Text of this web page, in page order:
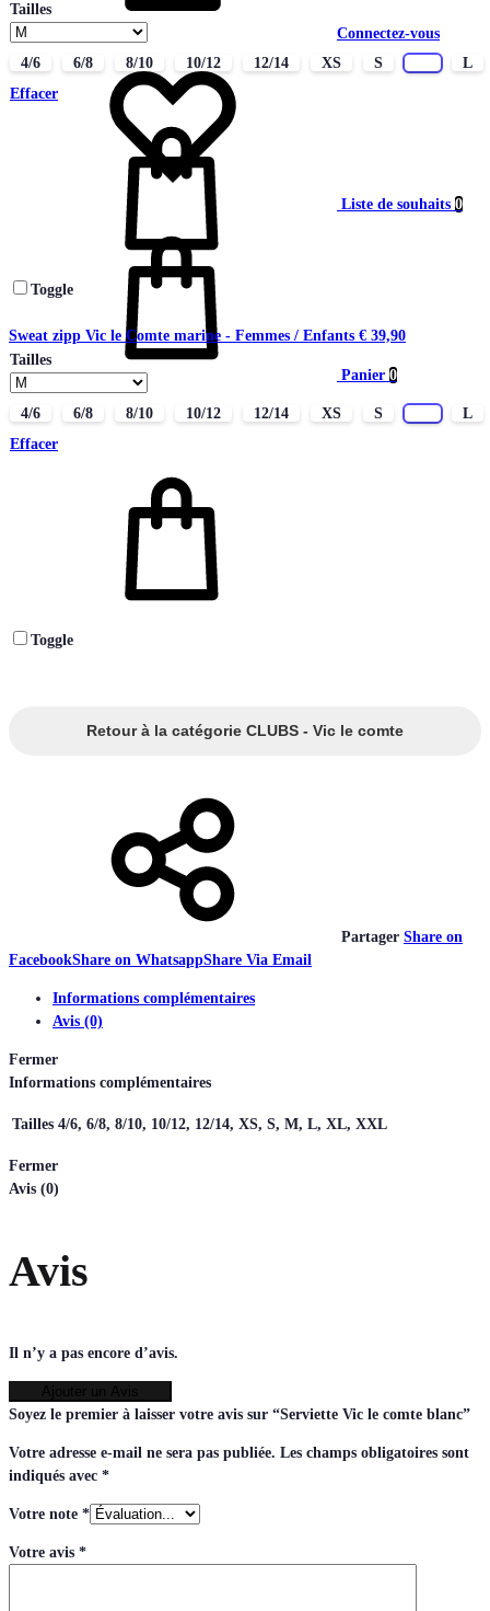
Connectez-vous
Liste de souhaits 0
Panier 0
Tailles
4/6 6/8 8/10 10/12 12/14 XS S
L
Effacer
Toggle
Sweat zipp Vic le Comte marine - Femmes / Enfants € 39,90
Tailles
4/6 6/8 8/10 10/12 12/14 XS S
L
Effacer
Toggle
Retour à la catégorie CLUBS - Vic le comte
Partager Share on
FacebookShare on WhatsappShare Via Email
Informations complémentaires
Avis (0)
Fermer
Informations complémentaires
Tailles 4/6, 6/8, 8/10, 10/12, 12/14, XS, S, M, L, XL, XXL
Fermer
Avis (0)
Avis
Il n’y a pas encore d’avis.
Soyez le premier à laisser votre avis sur “Serviette Vic le comte blanc”
Votre adresse e-mail ne sera pas publiée. Les champs obligatoires sont
indiqués avec *
Votre note *
Votre avis *